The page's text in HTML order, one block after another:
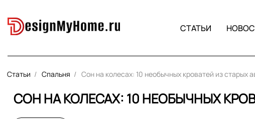
СТАТЬИ
Статьи Спальня Сон на колесах: 10 необычных кроватей из старых
СОН НА КОЛЕСАХ: 10 НЕОБЫЧНЫХ